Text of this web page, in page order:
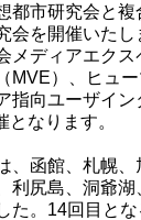
都市研究会と
会を開催いた
メディアエクス
MVE）、ヒュ
指向ユーザイ
となります。
、函館、札幌、
利尻島、洞爺湖
た。14回目と